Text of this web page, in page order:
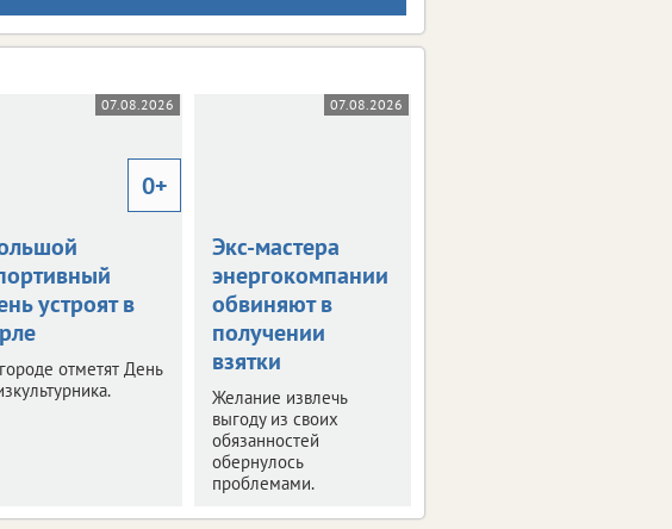
07.08.2026
0+
устроят в
отметят День
07.08.2026
Экс-мастера
энергокомпании
обвиняют в
получении
взятки
Желание извлечь
выгоду из своих
обязанностей
обернулось
проблемами.